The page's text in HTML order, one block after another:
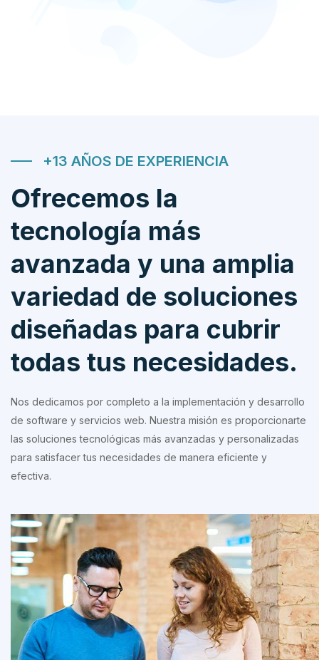
+13 AÑOS DE EXPERIENCIA
Ofrecemos la
tecnología más
avanzada y una amplia
variedad de soluciones
diseñadas para cubrir
todas tus necesidades.
Nos dedicamos por completo a la implementación y desarrollo
de software y servicios web. Nuestra misión es proporcionarte
las soluciones tecnológicas más avanzadas y personalizadas
para satisfacer tus necesidades de manera eficiente y
efectiva.